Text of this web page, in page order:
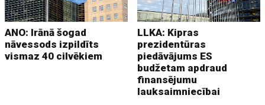
ANO: Irānā šogad
nāvessods izpildīts
vismaz 40 cilvēkiem
LLKA: Kipras
prezidentūras
piedāvājums ES
budžetam apdraud
finansējumu
lauksaimniecībai